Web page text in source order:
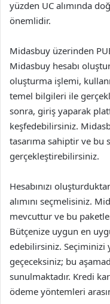
yüzden UC alımında
önemlidir.
Midasbuy üzerinden
Midasbuy hesabı
oluşturma işlemi,
temel bilgileri ile
sonra, giriş yaparak
keşfedebilirsiniz.
tasarıma sahiptir ve bu
gerçekleştirebilirsiniz.
Hesabınızı
alımını seçmelisiniz.
mevcuttur ve bu
Bütçenize uygun en
edebilirsiniz. Seçiminizi
geçeceksiniz; bu
sunulmaktadır. Kredi
ödeme yöntemleri